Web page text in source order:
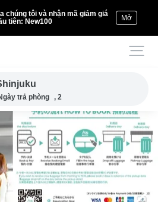
chúng tôi và nhận mã giảm giá
tiên: New100
Mở
trả phòng , 2